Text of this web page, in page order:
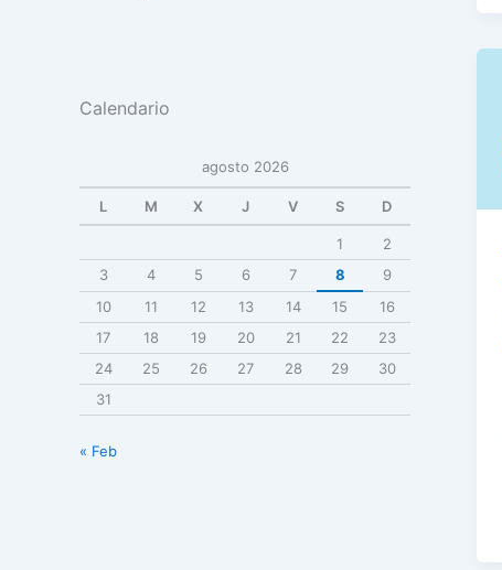
Calendario
agosto 2026
L M X J V S D
1
2
3
4 5 6 7 8
9
10
11 12 13 14 15
16
17
18 19 20 21 22
23
24
25 26 27 28 29
30
31
« Feb